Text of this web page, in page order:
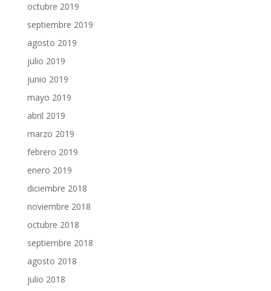
octubre 2019
septiembre 2019
agosto 2019
julio 2019
junio 2019
mayo 2019
abril 2019
marzo 2019
febrero 2019
enero 2019
diciembre 2018
noviembre 2018
octubre 2018
septiembre 2018
agosto 2018
julio 2018